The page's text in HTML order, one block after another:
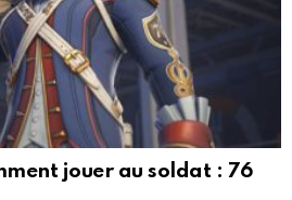
jouer au soldat : ​​76